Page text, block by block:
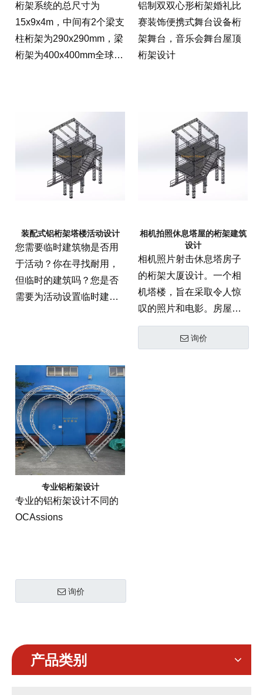
桁架系统的总尺寸为
15x9x4m，中间有2个梁支
柱桁架为290x290mm，梁
桁架为400x400mm全球桁
铝制双双心形桁架婚礼比
赛装饰便携式舞台设备桁
架舞台，音乐会舞台屋顶
桁架设计
装配式铝桁架塔楼活动设计
您需要临时建筑物是否用
于活动？你在寻找耐用，
但临时的建筑吗？您是否
需要为活动设置临时建
所需的一切。该套件包括
构建塔楼，所有硬件和说
明所需的所有碎片。说明
易于遵循并包括插图。这
是一个坚固但临时建筑，
旨在持续多年。
相机拍照休息塔屋的桁架建筑
设计
相机照片射击休息塔房子
的桁架大厦设计。一个相
机塔楼，旨在采取令人惊
叹的照片和电影。房屋由
四个不同的模块由钢桁架
连接。屋顶由三层层压胶
询价
专业铝桁架设计
专业的铝桁架设计不同的
OCAssions
询价
产品类别